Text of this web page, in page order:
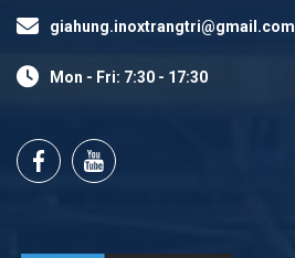
giahung.inoxtrangtri@gmail.com
Mon - Fri: 7:30 - 17:30